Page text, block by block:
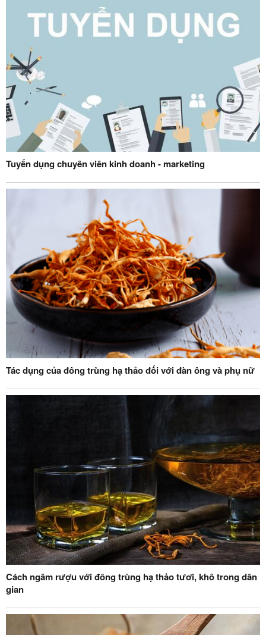
Tuyển dụng chuyên viên kinh doanh - marketing
Tác dụng của đông trùng hạ thảo đối với đàn ông và phụ nữ
Cách ngâm rượu với đông trùng hạ thảo tươi, khô trong dân
gian